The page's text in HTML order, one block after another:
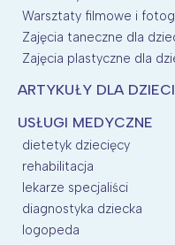
Warsztaty filmowe i
Zajęcia taneczne dla
Zajęcia plastyczne dla
ARTYKUŁY DLA DZIECI
USŁUGI MEDYCZNE
dietetyk dziecięcy
rehabilitacja
lekarze specjaliści
diagnostyka dziecka
logopeda